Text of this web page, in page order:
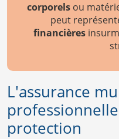
corporelsou
peut
financières
L'assurance
protection